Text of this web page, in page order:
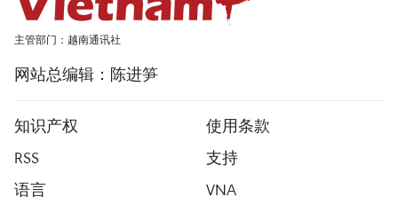
主管部门：越南通讯社
网站总编辑：陈进笋
知识产权
使用条款
RSS
支持
语言
VNA